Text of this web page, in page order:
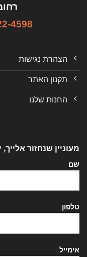
רחוב יפו
4598
הצהרת נגישות
תקנון האתר
החנות שלנו
מעוניין שנחזור
שם
טלפון
אימייל